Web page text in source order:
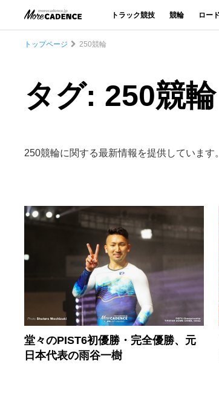
トラック競技 競輪 ロー
トップページ 250競輪
タグ: 250競輪
250競輪に関する最新情報を提供しています。
堂々のPIST6初優勝・完全優勝、元
日本代表の雨谷一樹